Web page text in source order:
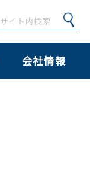
会社情報